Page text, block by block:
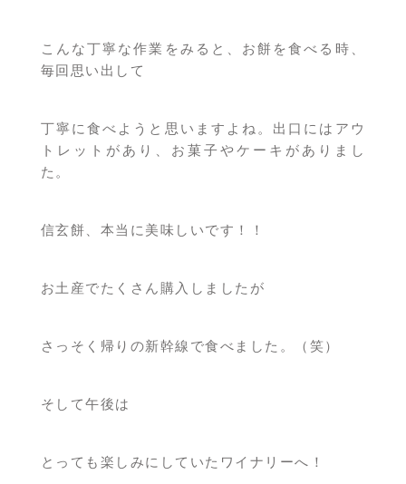
こんな丁寧な作業をみると、お餅を食べる時、
毎回思い出して
丁寧に食べようと思いますよね。出口にはアウ
トレットがあり、お菓子やケーキがありまし
た。
信玄餅、本当に美味しいです！！
お土産でたくさん購入しましたが
さっそく帰りの新幹線で食べました。（笑）
そして午後は
とっても楽しみにしていたワイナリーへ！